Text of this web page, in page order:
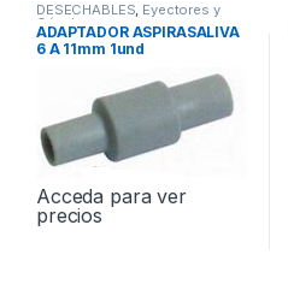
DESECHABLES, Eyectores y
Cánulas
ADAPTADOR ASPIRASALIVA
6 A 11mm 1und
Acceda para ver
precios